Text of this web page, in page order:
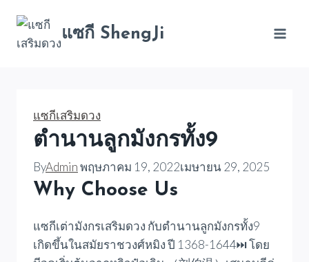
content
แซกี ShengJi
แซกีเสริมดวง
ตำนานลูกมังกรทั้ง9
ByAdminพฤษภาคม 19, 2022เมษายน 29, 2025
Why Choose Us
แซกีเต่ามังกรเสริมดวง กับตำนานลูกมังกรทั้ง9
เกิดขึ้นในสมัยราชวงศ์หมิง ปี 1368-1644⏭️ โดย